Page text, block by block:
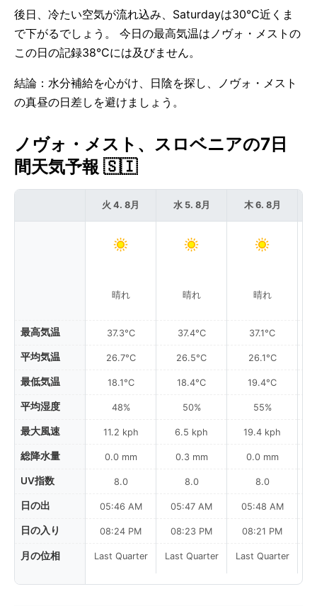
後日、冷たい空気が流れ込み、Saturdayは30°C近くま
で下がるでしょう。 今日の最高気温はノヴォ・メストの
この日の記録38°Cには及びません。
結論：水分補給を心がけ、日陰を探し、ノヴォ・メスト
の真昼の日差しを避けましょう。
ノヴォ・メスト、スロベニアの7日
間天気予報 🇸🇮
最高気温
平均気温
最低気温
平均湿度
最大風速
総降水量
UV指数
日の出
日の入り
月の位相
火 4. 8月
晴れ
37.3°C
26.7°C
18.1°C
48%
11.2 kph
0.0 mm
8.0
05:46 AM
08:24 PM
Last Quarter
水 5. 8月
晴れ
37.4°C
26.5°C
18.4°C
50%
6.5 kph
0.3 mm
8.0
05:47 AM
08:23 PM
Last Quarter
木 6. 8月
晴れ
37.1°C
26.1°C
19.4°C
55%
19.4 kph
0.0 mm
8.0
05:48 AM
08:21 PM
Last Quarter